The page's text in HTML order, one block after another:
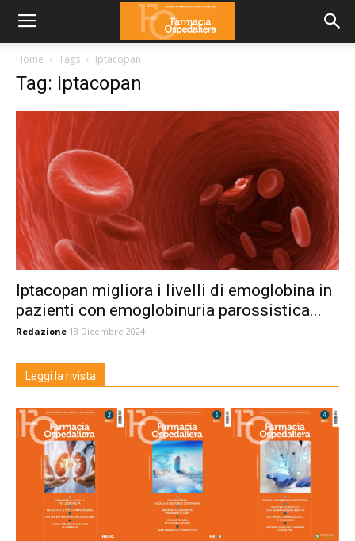
Home Tags Iptacopan
Tag: iptacopan
Iptacopan migliora i livelli di emoglobina in
pazienti con emoglobinuria parossistica...
Redazione 18 Dicembre 2024
Leggi la rivista